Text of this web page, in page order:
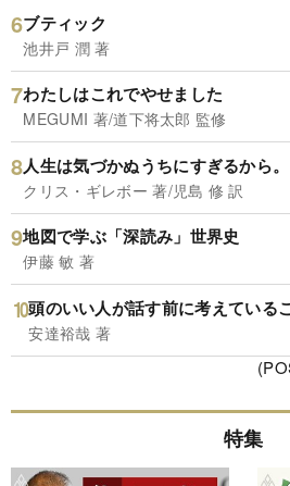
ブティック
池井戸 潤 著
わたしはこれでやせました
MEGUMI 著/道下将太郎 監修
人生は気づかぬうちにすぎるから。
クリス・ギレボー 著/児島 修 訳
地図で学ぶ「深読み」世界史
伊藤 敏 著
頭のいい人が話す前に考えている
安達裕哉 著
特集